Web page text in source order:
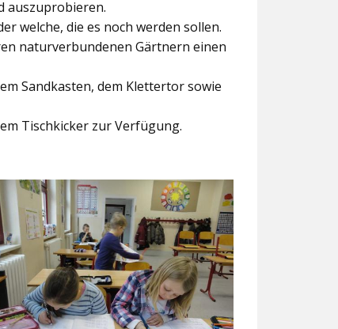
auszuprobieren.
welche, die es noch werden sollen.
naturverbundenen Gärtnern einen
Sandkasten, dem Klettertor sowie
Tischkicker zur Verfügung.